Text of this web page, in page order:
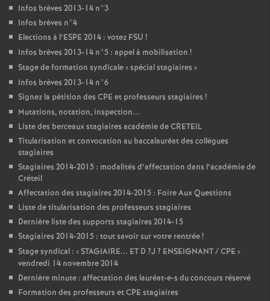
Infos brèves 2013-14 n°3
Infos brèves n°4
Elections à l’ESPE 2014 : votez FSU !
Infos brèves 2013-14 n°5 : appel à mobilisation !
Stage de formation syndicale «spécial stagiaires »
Infos brèves 2013-14 n°6
Signez la pétition des CPE et professeurs stagiaires !
Mutations, notation, inspection...
Liste des berceaux stagiaires académie deCRETEIL
Titularisation et convocation au baccalauréat des collègues
stagiaires
Stagiaires 2014-2015 : modalités d’affectation dans l’académie de
Créteil
Affectation des stagiaires 2014-2015 : Foire Aux Questions
Liste de titularisation des professeurs stagiaires
Dernière liste des supports stagiaires 2014-15
Stagiaires 2014-2015 : tout savoir sur votre rentrée!
Stage syndical : «STAGIAIRE... ET D ?J ? ENSEIGNANT/CPE »
vendredi 14 novembre 2014
Dernière minute : affectation des lauréat-e-s du concours réservé
Formation des professeurs etCPE stagiaires